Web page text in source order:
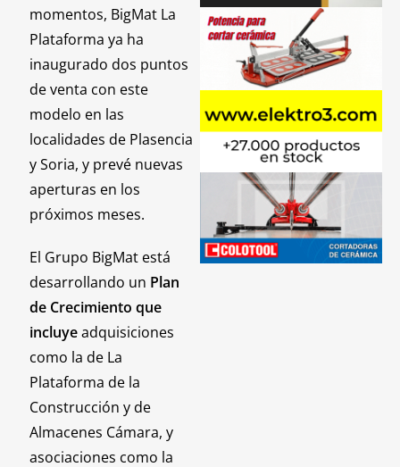
momentos, BigMat La
Plataforma ya ha
inaugurado dos puntos
de venta con este
modelo en las
localidades de Plasencia
y Soria, y prevé nuevas
aperturas en los
próximos meses.
El Grupo BigMat está
desarrollando un Plan
de Crecimiento que
incluyeadquisiciones
como la de La
Plataforma de la
Construcción y de
Almacenes Cámara, y
asociaciones como la